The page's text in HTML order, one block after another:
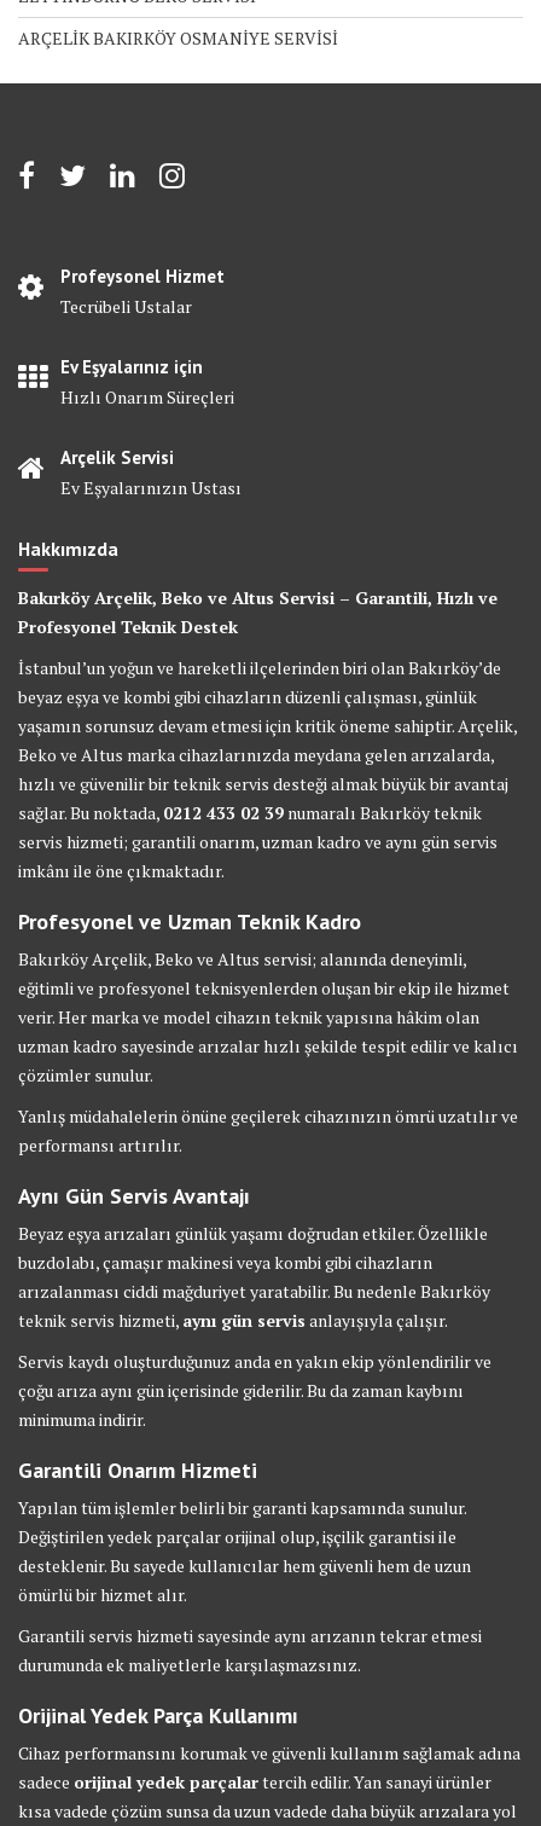
ARÇELİK BAKIRKÖY OSMANİYE SERVİSİ
Profeysonel Hizmet
Tecrübeli Ustalar
Ev Eşyalarınız için
Hızlı Onarım Süreçleri
Arçelik Servisi
Ev Eşyalarınızın Ustası
Hakkımızda
Bakırköy Arçelik, Beko ve Altus Servisi – Garantili, Hızlı ve
Profesyonel Teknik Destek
İstanbul’un yoğun ve hareketli ilçelerinden biri olan Bakırköy’de
beyaz eşya ve kombi gibi cihazların düzenli çalışması, günlük
yaşamın sorunsuz devam etmesi için kritik öneme sahiptir. Arçelik,
Beko ve Altus marka cihazlarınızda meydana gelen arızalarda,
hızlı ve güvenilir bir teknik servis desteği almak büyük bir avantaj
sağlar. Bu noktada, 0212 433 02 39 numaralı Bakırköy teknik
servis hizmeti; garantili onarım, uzman kadro ve aynı gün servis
imkânı ile öne çıkmaktadır.
Profesyonel ve Uzman Teknik Kadro
Bakırköy Arçelik, Beko ve Altus servisi; alanında deneyimli,
eğitimli ve profesyonel teknisyenlerden oluşan bir ekip ile hizmet
verir. Her marka ve model cihazın teknik yapısına hâkim olan
uzman kadro sayesinde arızalar hızlı şekilde tespit edilir ve kalıcı
çözümler sunulur.
Yanlış müdahalelerin önüne geçilerek cihazınızın ömrü uzatılır ve
performansı artırılır.
Aynı Gün Servis Avantajı
Beyaz eşya arızaları günlük yaşamı doğrudan etkiler. Özellikle
buzdolabı, çamaşır makinesi veya kombi gibi cihazların
arızalanması ciddi mağduriyet yaratabilir. Bu nedenle Bakırköy
teknik servis hizmeti, aynı gün servis anlayışıyla çalışır.
Servis kaydı oluşturduğunuz anda en yakın ekip yönlendirilir ve
çoğu arıza aynı gün içerisinde giderilir. Bu da zaman kaybını
minimuma indirir.
Garantili Onarım Hizmeti
Yapılan tüm işlemler belirli bir garanti kapsamında sunulur.
Değiştirilen yedek parçalar orijinal olup, işçilik garantisi ile
desteklenir. Bu sayede kullanıcılar hem güvenli hem de uzun
ömürlü bir hizmet alır.
Garantili servis hizmeti sayesinde aynı arızanın tekrar etmesi
durumunda ek maliyetlerle karşılaşmazsınız.
Orijinal Yedek Parça Kullanımı
Cihaz performansını korumak ve güvenli kullanım sağlamak adına
sadece orijinal yedek parçalartercih edilir. Yan sanayi ürünler
kısa vadede çözüm sunsa da uzun vadede daha büyük arızalara yol